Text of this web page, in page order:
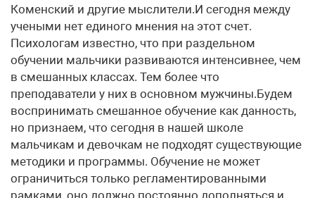
Коменский и другие мыслители.И сегодня между
учеными нет единого мнения на этот счет.
Психологам известно, что при раздельном
обучении мальчики развиваются интенсивнее, чем
в смешанных классах. Тем более что
преподаватели у них в основном мужчины.Будем
воспринимать смешанное обучение как данность,
но признаем, что сегодня в нашей школе
мальчикам и девочкам не подходят существующие
методики и программы. Обучение не может
ограничиться только регламентированными
рамками, оно должно постоянно дополняться и